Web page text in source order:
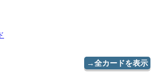
→全カードを表示